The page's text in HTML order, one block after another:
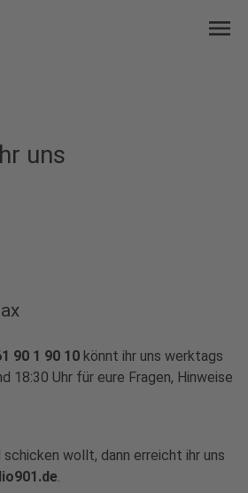
menu
uns
90 1 90 10 könnt ihr uns werktags
18:30 Uhr für eure Fragen, Hinweise
schicken wollt, dann erreicht ihr uns
.